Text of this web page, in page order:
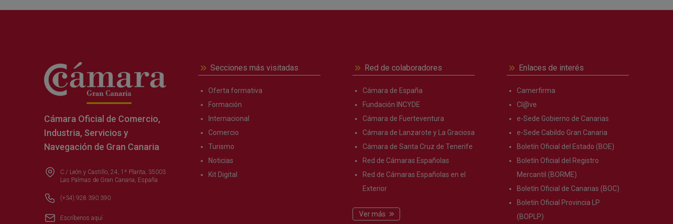
Cámara Oficial de Comercio,
Industria, Servicios y
Navegación de Gran Canaria
C./ León y Castillo, 24, 1ª Planta, 35003
Las Palmas de Gran Canaria, España
(+34) 928 390 390
Escríbenos aquí
Secciones más visitadas
Oferta formativa
Formación
Internacional
Comercio
Turismo
Noticias
Kit Digital
Red de colaboradores
Cámara de España
Fundación INCYDE
Cámara de Fuerteventura
Cámara de Lanzarote y La Graciosa
Cámara de Santa Cruz de Tenerife
Red de Cámaras Españolas
Red de Cámaras Españolas en el
Exterior
Ver más
Enlaces de interés
Camerfirma
Cl@ve
e-Sede Gobierno de Canarias
e-Sede Cabildo Gran Canaria
Boletín Oficial del Estado (BOE)
Boletín Oficial del Registro
Mercantil (BORME)
Boletín Oficial de Canarias (BOC)
Boletín Oficial Provincia LP
(BOPLP)